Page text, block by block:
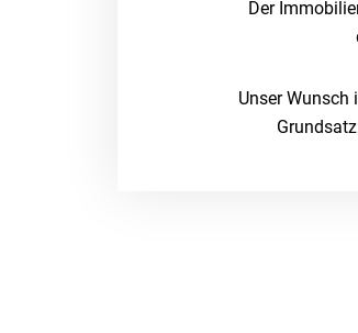
Der
Unser